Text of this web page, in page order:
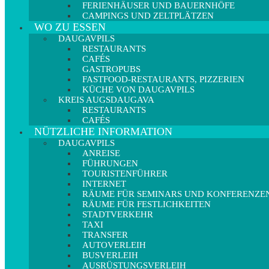
FERIENHÄUSER UND BAUERNHÖFE
CAMPINGS UND ZELTPLÄTZEN
WO ZU ESSEN
DAUGAVPILS
RESTAURANTS
CAFÉS
GASTROPUBS
FASTFOOD-RESTAURANTS, PIZZERIEN
KÜCHE VON DAUGAVPILS
KREIS AUGSDAUGAVA
RESTAURANTS
CAFÉS
NÜTZLICHE INFORMATION
DAUGAVPILS
ANREISE
FÜHRUNGEN
TOURISTENFÜHRER
INTERNET
RÄUME FÜR SEMINARS UND
RÄUME FÜR FESTLICHKEITEN
STADTVERKEHR
TAXI
TRANSFER
AUTOVERLEIH
BUSVERLEIH
AUSRÜSTUNGSVERLEIH